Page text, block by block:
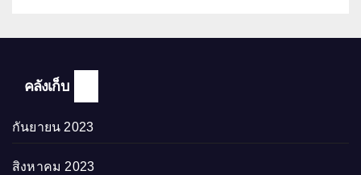
คลังเก็บ
กันยายน 2023
สิงหาคม 2023